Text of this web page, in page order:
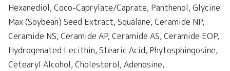
Hexanediol, Coco-Caprylate/Caprate, Panthenol, Glycine
Max (Soybean) Seed Extract, Squalane, Ceramide NP,
Ceramide NS, Ceramide AP, Ceramide AS, Ceramide EOP,
Hydrogenated Lecithin, Stearic Acid, Phytosphingosine,
Cetearyl Alcohol, Cholesterol, Adenosine,